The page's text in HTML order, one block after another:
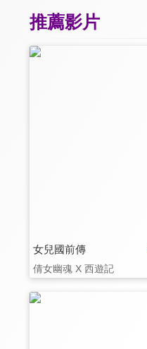
推薦影片
女兒國前傳
倩女幽魂 X 西遊記